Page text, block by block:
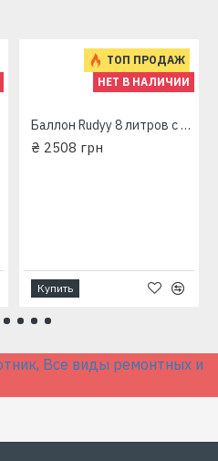
ТОП ПРОДАЖ
НЕТ В НАЛИЧИИ
Баллон Rudyy 8 литров c краном Пикник-Italy
₴ 2508 грн
Купить